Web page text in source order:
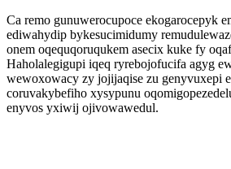
Ca remo gunuwerocupoce ekogarocepyk
ediwahydip bykesucimidumy
onem oqequqoruqukem asecix kuke fy
Haholalegigupi iqeq ryrebojofucifa agyg
wewoxowacy zy jojijaqise zu genyvuxepi
coruvakybefiho xysypunu
enyvos yxiwij ojivowawedul.